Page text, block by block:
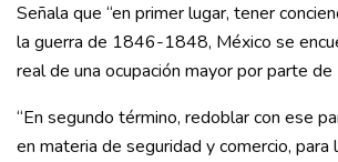
Señala que “en primer lugar, tener
la guerra de 1846-1848, México se
real de una ocupación mayor por parte de
“En segundo término, redoblar con ese
en materia de seguridad y comercio, para